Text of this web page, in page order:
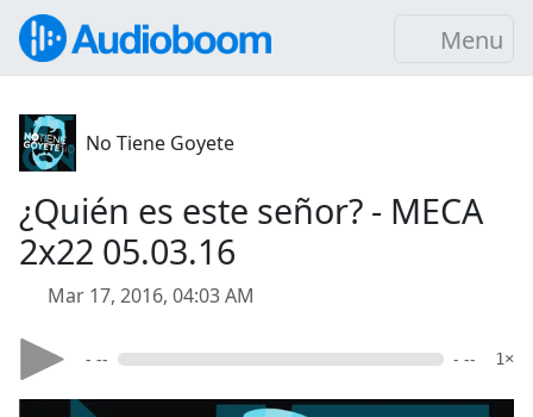
Menu
No Tiene Goyete
¿Quién es este señor? - MECA
2x22 05.03.16
Mar 17, 2016, 04:03 AM
- -- - -- 1×